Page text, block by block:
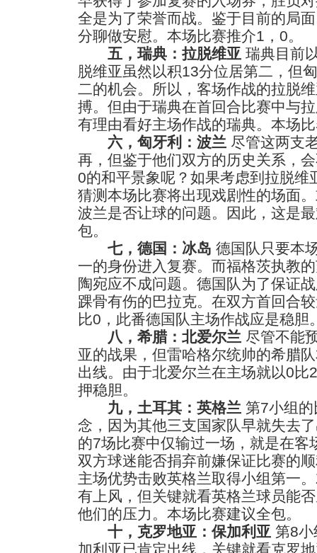
全是为了荣誉而战。鉴于目前的局
分聊做安慰。本场比赛推介1，0。
五，瑞典：拉脱维亚 瑞典目前
脱维亚虽然以积13分位居第二，但
二的机会。所以，客场作战的拉脱
搏。但由于瑞典在首回合比赛中与
有理由看好主场作战的瑞典。本场
六，匈牙利：波兰 尽管这两支
再，但鉴于他们双方的历史关系，
0的和平景象呢？如果考虑到拉脱维
猜测本场比赛将出现戏剧性的场面
波兰是否让球的问题。因此，这是
包。
七，德国：冰岛 德国队只要本
一的身份进入复赛。而福格茨执教
陶宛应不成问题。德国队为了保证
踝骨有伤的巴拉克。在双方首回合
比0，此番德国队主场作战应是稳胆
八，希腊：北爱尔兰 尽管不能
亚的战果，但雷哈格尔统帅的希腊
出线。由于北爱尔兰在主场就以0比
押稳胆。
九，土耳其：英格兰 第7小组
念，因为其他三支国家队早就失去
的7场比赛中仅输过一场，就是在客
双方球迷能否捐弃前嫌保证比赛的
主场优势击败英格兰取得小组第一
有上风，但关键就看英格兰球员能
他们的压力。本场比赛建议全包。
十，克罗地亚：保加利亚 第8小
加利亚已肯定出线，关键就看克罗